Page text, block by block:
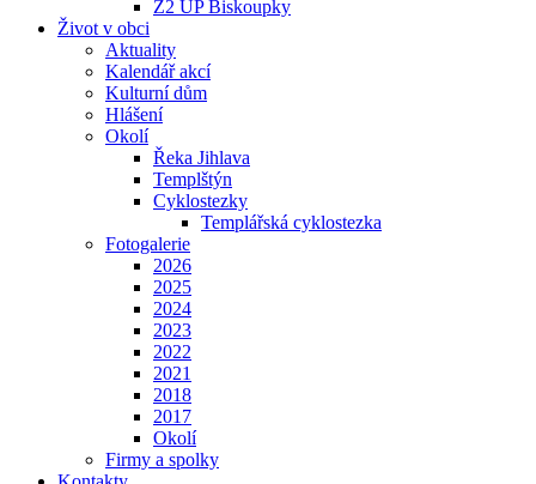
Z2 ÚP Biskoupky
Život v obci
Aktuality
Kalendář akcí
Kulturní dům
Hlášení
Okolí
Řeka Jihlava
Templštýn
Cyklostezky
Templářská cyklostezka
Fotogalerie
2026
2025
2024
2023
2022
2021
2018
2017
Okolí
Firmy a spolky